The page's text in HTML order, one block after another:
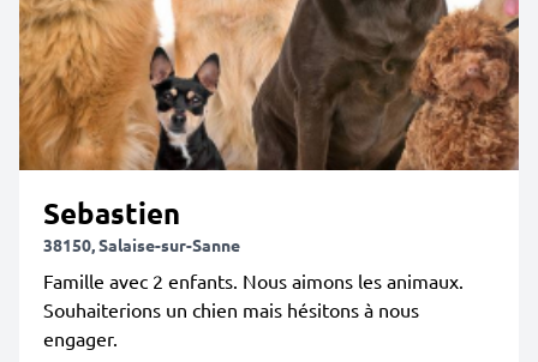
Sebastien
38150, Salaise-sur-Sanne
Famille avec 2 enfants. Nous aimons les animaux.
Souhaiterions un chien mais hésitons à nous
engager.